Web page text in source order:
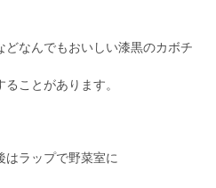
んでもおいしい漆黒のカボチ
ことがあります。
ラップで野菜室に